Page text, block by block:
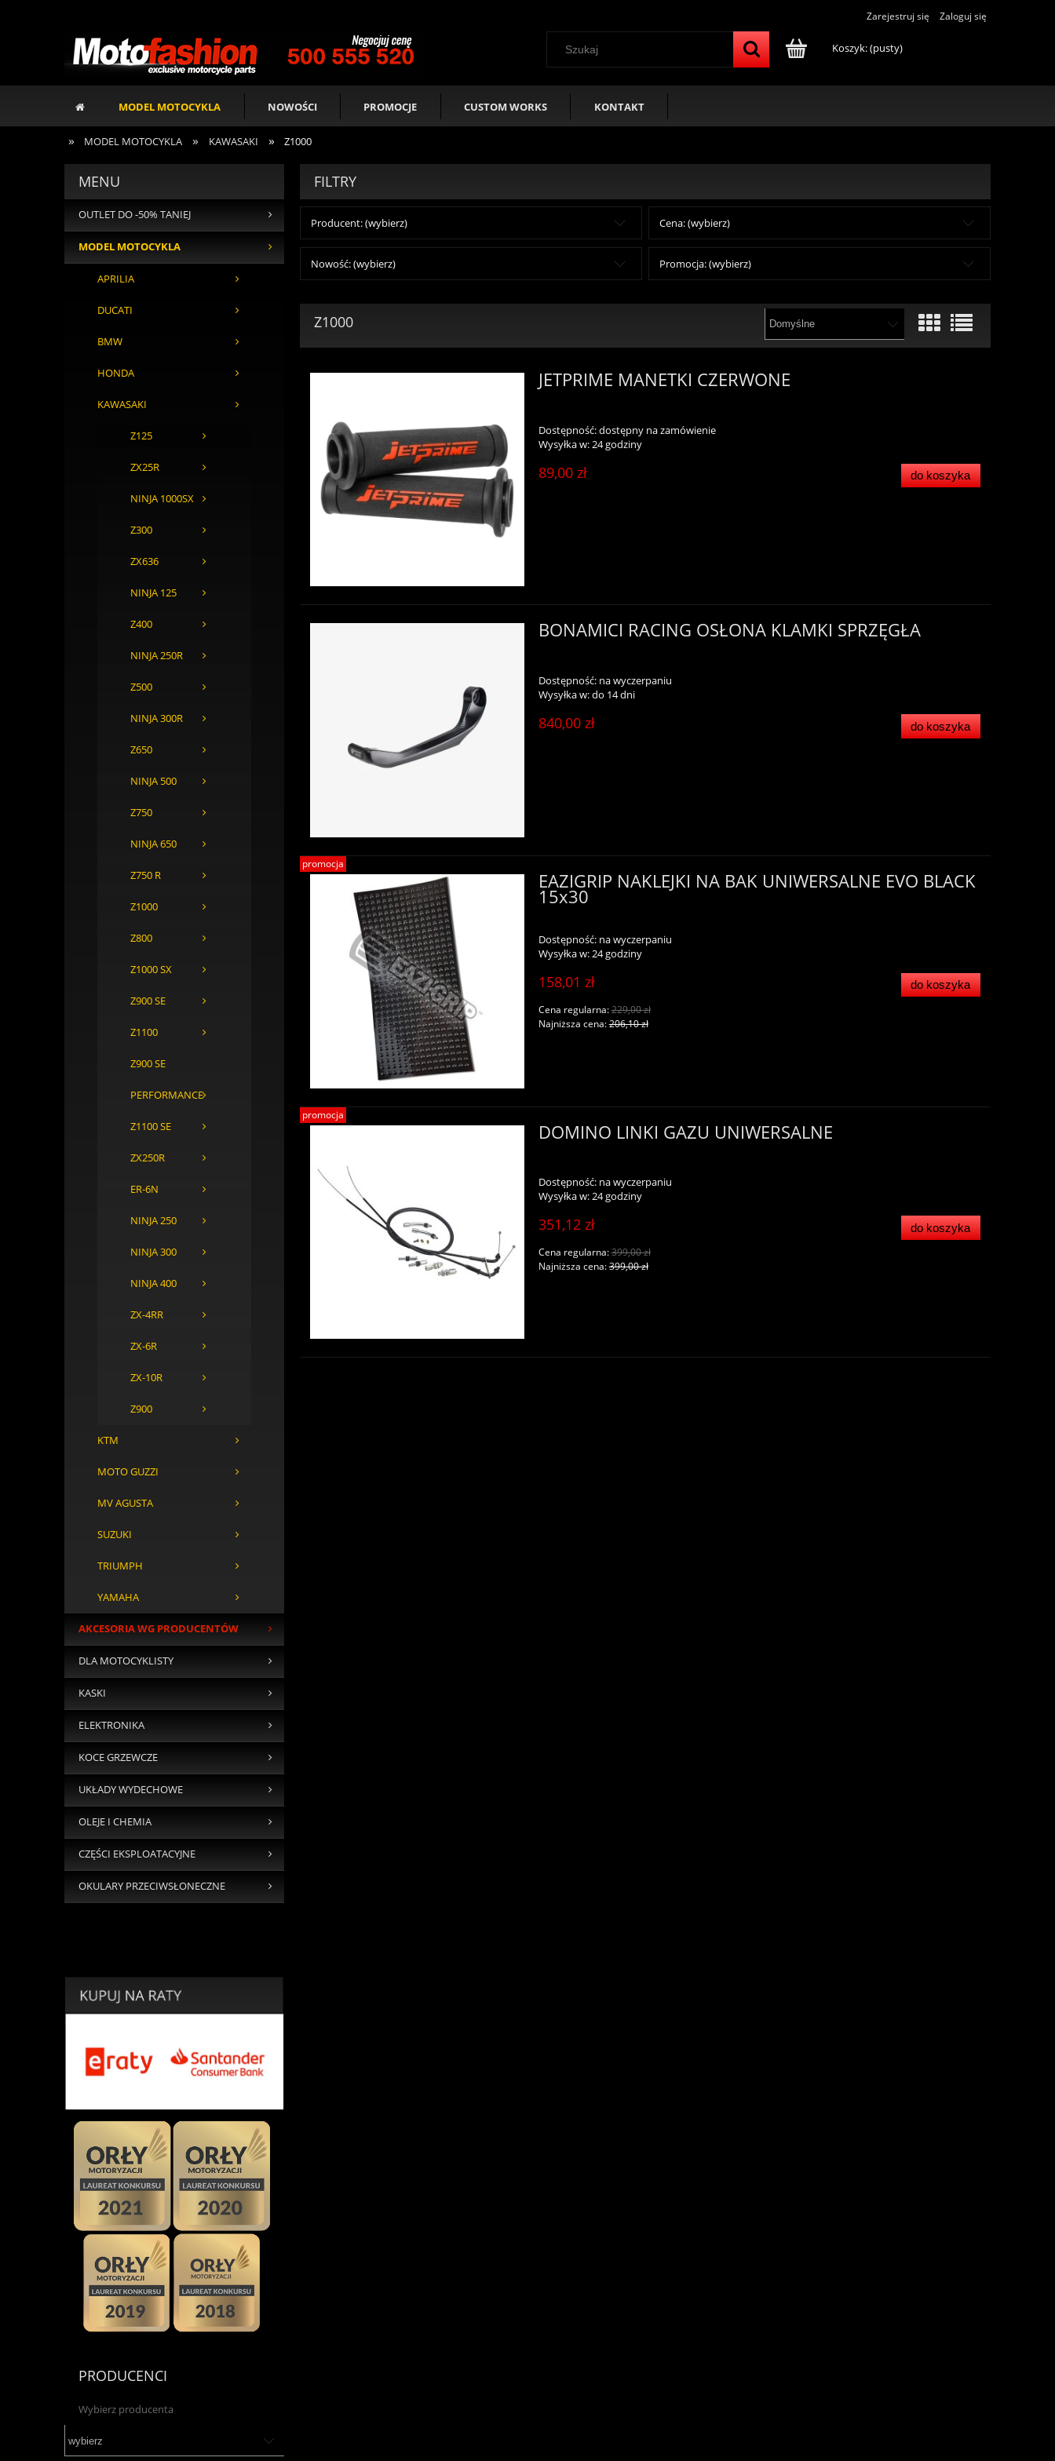
Zarejestruj się Zaloguj się
Koszyk:(pusty)
MODEL MOTOCYKLA NOWOŚCI PROMOCJE CUSTOM WORKS KONTAKT
» MODEL MOTOCYKLA » KAWASAKI » Z1000
MENU
OUTLET DO -50% TANIEJ
MODEL MOTOCYKLA
APRILIA
DUCATI
BMW
HONDA
KAWASAKI
Z125
ZX25R
NINJA 1000SX
Z300
ZX636
NINJA 125
Z400
NINJA 250R
Z500
NINJA 300R
Z650
NINJA 500
Z750
NINJA 650
Z750 R
Z1000
Z800
Z1000 SX
Z900 SE
Z1100
Z900 SE
PERFORMANCE
Z1100 SE
ZX250R
ER-6N
NINJA 250
NINJA 300
NINJA 400
ZX-4RR
ZX-6R
ZX-10R
Z900
KTM
MOTO GUZZI
MV AGUSTA
SUZUKI
TRIUMPH
YAMAHA
AKCESORIA WG PRODUCENTÓW
DLA MOTOCYKLISTY
KASKI
ELEKTRONIKA
KOCE GRZEWCZE
UKŁADY WYDECHOWE
OLEJE I CHEMIA
CZĘŚCI EKSPLOATACYJNE
OKULARY PRZECIWSŁONECZNE
PRODUCENCI
Wybierz producenta
FILTRY
Producent: (wybierz) Cena: (wybierz)
Nowość: (wybierz) Promocja: (wybierz)
Z1000
JETPRIME MANETKI CZERWONE
Dostępność:dostępny na zamówienie
Wysyłka w:24 godziny
89,00 zł do koszyka
BONAMICI RACING OSŁONA KLAMKI SPRZĘGŁA
Dostępność: na wyczerpaniu
Wysyłka w:do 14 dni
840,00 zł do koszyka
EAZIGRIP NAKLEJKI NA BAK UNIWERSALNE EVO BLACK
15x30
Dostępność: na wyczerpaniu
Wysyłka w:24 godziny
158,01 zł
Cena regularna:229,00 zł
Najniższa cena:206,10 zł
do koszyka
promocja
DOMINO LINKI GAZU UNIWERSALNE
Dostępność: na wyczerpaniu
Wysyłka w:24 godziny
351,12 zł
Cena regularna:399,00 zł
Najniższa cena:399,00 zł
do koszyka
promocja